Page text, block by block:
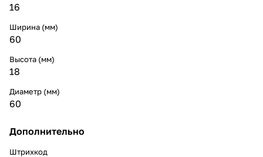
16
Ширина (мм)
60
Высота (мм)
18
Диаметр (мм)
60
Дополнительно
Штрихкод